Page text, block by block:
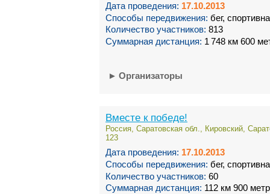
Дата проведения: 17.10.2013
Способы передвижения: бег,
Количество участников: 813
Суммарная дистанция: 1 748 км 600
► Организаторы
Вместе к победе!
Россия, Саратовская обл., Кировский,
123
Дата проведения: 17.10.2013
Способы передвижения: бег,
Количество участников: 60
Суммарная дистанция: 112 км 900